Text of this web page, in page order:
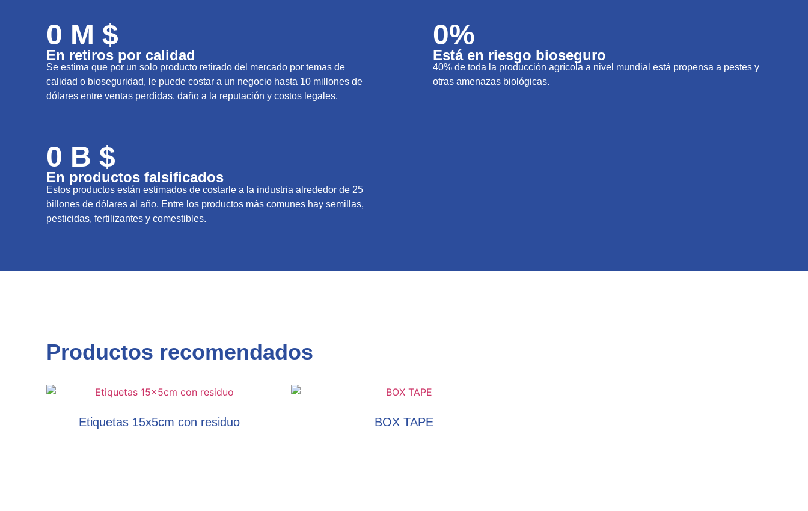
0 M $
En retiros por calidad
Se estima que por un solo producto retirado del mercado por temas de
calidad o bioseguridad, le puede costar a un negocio hasta 10 millones de
dólares entre ventas perdidas, daño a la reputación y costos legales.
0%
Está en riesgo bioseguro
40% de toda la producción agrícola a nivel mundial está propensa a pestes y
otras amenazas biológicas.
0 B $
En productos falsificados
Estos productos están estimados de costarle a la industria alrededor de 25
billones de dólares al año. Entre los productos más comunes hay semillas,
pesticidas, fertilizantes y comestibles.
Productos recomendados
Etiquetas 15x5cm con residuo BOX TAPE